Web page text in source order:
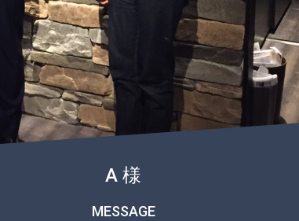
A 様
MESSAGE